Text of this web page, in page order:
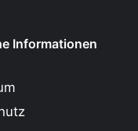
Informationen